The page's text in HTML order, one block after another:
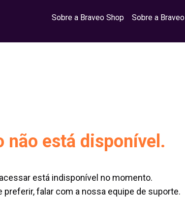
Sobre a Braveo Shop Sobre a Braveo
não está disponível.
está indisponível no momento.
falar com a nossa equipe de suporte.